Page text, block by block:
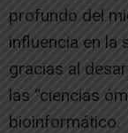
profundo del
influencia en la
gracias al
las “ciencias
bioinformático.